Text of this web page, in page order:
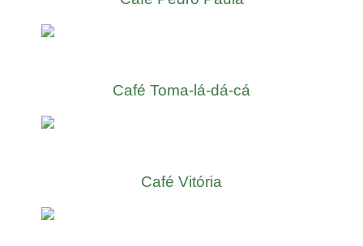
Café Toma-lá-dá-cá
Café Vitória